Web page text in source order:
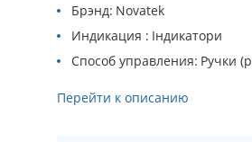
Брэнд Novatek
Индикация
Індикатори
Способ управления Ручки
Перейти к описанию